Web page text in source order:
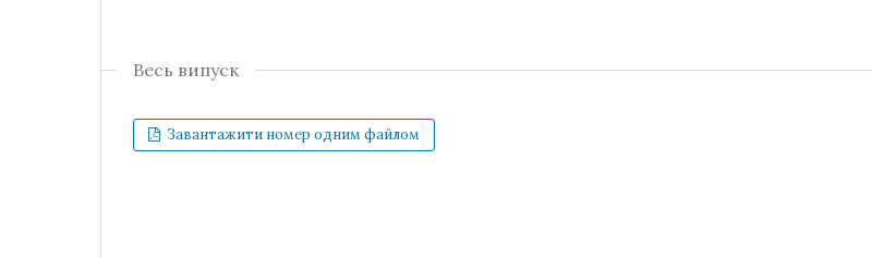
Весь випуск
Завантажити номер одним файлом